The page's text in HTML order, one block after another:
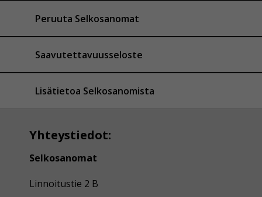
Peruuta Selkosanomat
Saavutettavuusseloste
Lisätietoa Selkosanomista
Yhteystiedot:
Selkosanomat
Linnoitustie 2 B